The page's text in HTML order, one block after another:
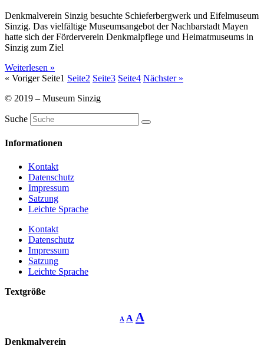
Denkmalverein Sinzig besuchte Schieferbergwerk und Eifelmuseum
Sinzig. Das vielfältige Museumsangebot der Nachbarstadt Mayen
hatte sich der Förderverein Denkmalpflege und Heimatmuseums in
Sinzig zum Ziel
Weiterlesen »
« Voriger Seite1 Seite2 Seite3 Seite4 Nächster »
© 2019 – Museum Sinzig
Suche
Informationen
Kontakt
Datenschutz
Impressum
Satzung
Leichte Sprache
Kontakt
Datenschutz
Impressum
Satzung
Leichte Sprache
Textgröße
A
Decrease
font
A Reset
font
A
Denkmalverein